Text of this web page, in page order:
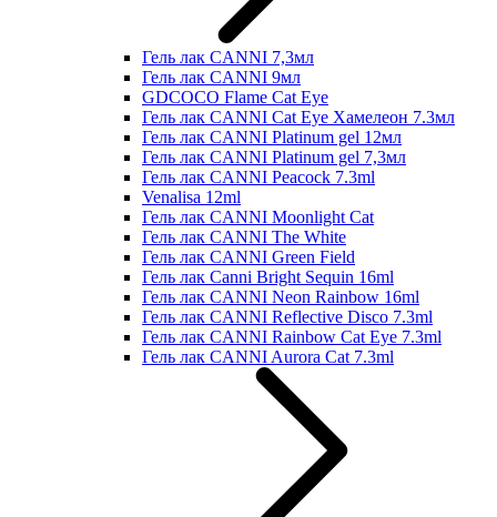
Гель лак CANNI 7,3мл
Гель лак CANNI 9мл
GDCOCO Flame Cat Eye
Гель лак CANNI Cat Eye Хамелеон 7.3мл
Гель лак CANNI Platinum gel 12мл
Гель лак CANNI Platinum gel 7,3мл
Гель лак CANNI Peacock 7.3ml
Venalisa 12ml
Гель лак CANNI Moonlight Cat
Гель лак CANNI The White
Гель лак CANNI Green Field
Гель лак Canni Bright Sequin 16ml
Гель лак CANNI Neon Rainbow 16ml
Гель лак CANNI Reflective Disco 7.3ml
Гель лак CANNI Rainbow Cat Eye 7.3ml
Гель лак CANNI Aurora Cat 7.3ml